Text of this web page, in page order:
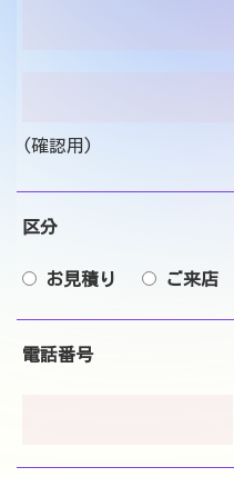
(確認用)
区分
お見積り ご来店
電話番号